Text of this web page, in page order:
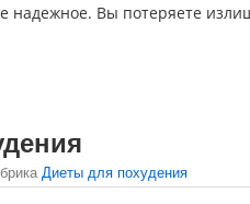
надежное. Вы потеряете
Диеты для похудения